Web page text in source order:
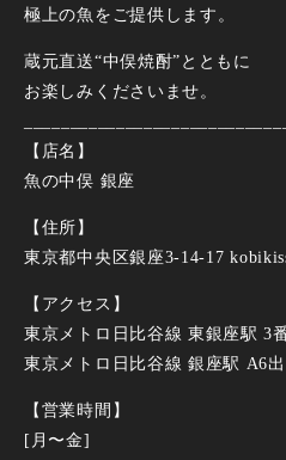
極上の魚をご提供します。
蔵元直送“中俣焼酎”とともに
お楽しみくださいませ。
【店名】
魚の中俣 銀座
【住所】
東京都中央区銀座3-14-17
【アクセス】
東京メトロ⽇⽐⾕線 東銀座駅 3
東京メトロ⽇⽐⾕線 銀座駅 A6
【営業時間】
[⽉〜⾦]